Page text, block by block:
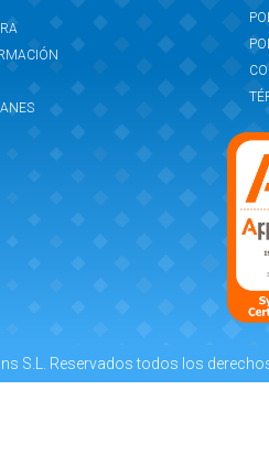
S.L. Reservados todos los